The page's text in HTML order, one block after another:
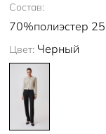
Состав:
70%полиэстер
Цвет: Черный